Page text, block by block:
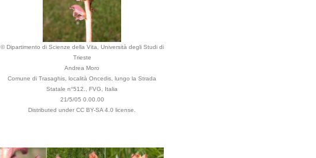
© Dipartimento di Scienze della Vita, Università degli Studi di
Trieste
Andrea Moro
Comune di Trasaghis, località Oncedis, lungo la Strada
Statale n°512., FVG, Italia
21/5/05 0.00.00
Distributed under CC BY-SA 4.0 license.